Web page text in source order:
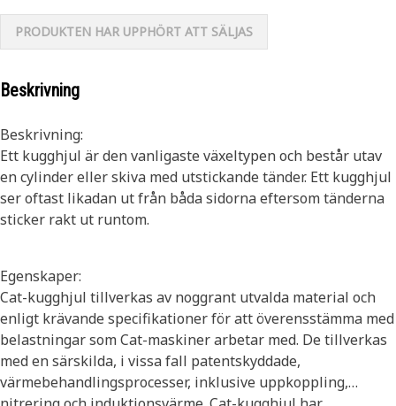
PRODUKTEN HAR UPPHÖRT ATT SÄLJAS
Beskrivning
Beskrivning:
Ett kugghjul är den vanligaste växeltypen och består utav
en cylinder eller skiva med utstickande tänder. Ett kugghjul
ser oftast likadan ut från båda sidorna eftersom tänderna
sticker rakt ut runtom.
Egenskaper:
Cat-kugghjul tillverkas av noggrant utvalda material och
enligt krävande specifikationer för att överensstämma med
belastningar som Cat-maskiner arbetar med. De tillverkas
med en särskilda, i vissa fall patentskyddade,
värmebehandlingsprocesser, inklusive uppkoppling,